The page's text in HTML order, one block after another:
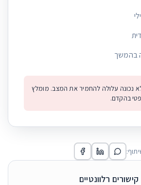
בהמשך
נכונה עלולה להחמיר את המצב. מומלץ
בהקדם.
קישורים רלוונטיים